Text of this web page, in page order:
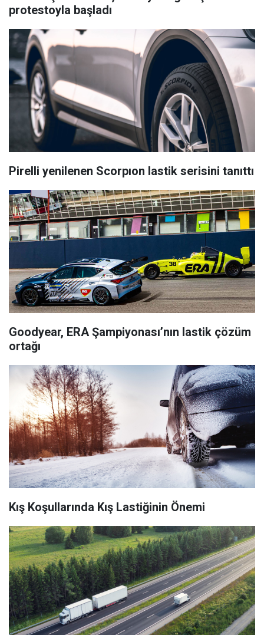
protestoyla başladı
Pirelli yenilenen Scorpıon lastik serisini tanıttı
Goodyear, ERA Şampiyonası’nın lastik çözüm
ortağı
Kış Koşullarında Kış Lastiğinin Önemi